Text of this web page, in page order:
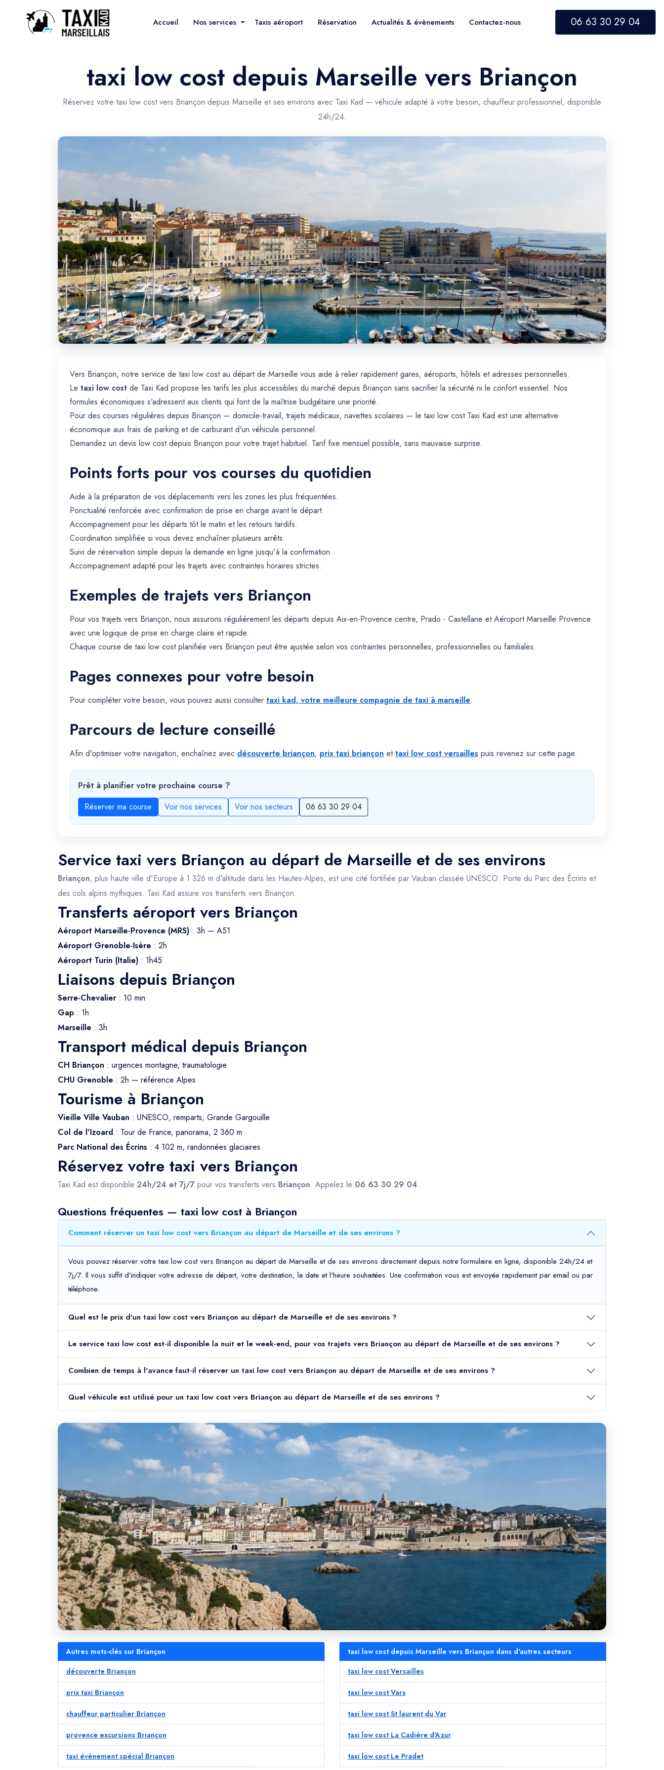
Accueil Nos services Taxis aéroport Réservation Actualités & évènements Contactez-nous 06 63 30 29 04
taxi low cost depuis Marseille vers Briançon
Réservez votre taxi low cost vers Briançon depuis Marseille et ses environs avec Taxi Kad — véhicule adapté à votre besoin, chauffeur professionnel, disponible
24h/24.
Vers Briançon, notre service de taxi low cost au départ de Marseille vous aide à relier rapidement gares, aéroports, hôtels et adresses personnelles.
Le taxi low cost de Taxi Kad propose les tarifs les plus accessibles du marché depuis Briançon sans sacrifier la sécurité ni le confort essentiel. Nos
formules économiques s'adressent aux clients qui font de la maîtrise budgétaire une priorité.
Pour des courses régulières depuis Briançon — domicile-travail, trajets médicaux, navettes scolaires — le taxi low cost Taxi Kad est une alternative
économique aux frais de parking et de carburant d'un véhicule personnel.
Demandez un devis low cost depuis Briançon pour votre trajet habituel. Tarif fixe mensuel possible, sans mauvaise surprise.
Points forts pour vos courses du quotidien
Aide à la préparation de vos déplacements vers les zones les plus fréquentées.
Ponctualité renforcée avec confirmation de prise en charge avant le départ.
Accompagnement pour les départs tôt le matin et les retours tardifs.
Coordination simplifiée si vous devez enchaîner plusieurs arrêts.
Suivi de réservation simple depuis la demande en ligne jusqu'à la confirmation.
Accompagnement adapté pour les trajets avec contraintes horaires strictes.
Exemples de trajets vers Briançon
Pour vos trajets vers Briançon, nous assurons régulièrement les départs depuis Aix-en-Provence centre, Prado - Castellane et Aéroport Marseille Provence
avec une logique de prise en charge claire et rapide.
Chaque course de taxi low cost planifiée vers Briançon peut être ajustée selon vos contraintes personnelles, professionnelles ou familiales.
Pages connexes pour votre besoin
Pour compléter votre besoin, vous pouvez aussi consulter taxi kad, votre meilleure compagnie de taxi à marseille.
Parcours de lecture conseillé
Afin d'optimiser votre navigation, enchaînez avec découverte briançon, prix taxi briançon ettaxi low cost versailles puis revenez sur cette page.
Prêt à planifier votre prochaine course ?
Réserver ma course
Voir nos services Voir nos secteurs 06 63 30 29 04
Service taxi vers Briançon au départ de Marseille et de ses environs
Briançon, plus haute ville d'Europe à 1 326 m d'altitude dans les Hautes-Alpes, est une cité fortifiée par Vauban classée UNESCO. Porte du Parc des Écrins et
des cols alpins mythiques. Taxi Kad assure vos transferts vers Briançon.
Transferts aéroport vers Briançon
Aéroport Marseille-Provence (MRS) : 3h — A51
Aéroport Grenoble-Isère : 2h
Aéroport Turin (Italie) : 1h45
Liaisons depuis Briançon
Serre-Chevalier : 10 min
Gap : 1h
Marseille : 3h
Transport médical depuis Briançon
CH Briançon : urgences montagne, traumatologie
CHU Grenoble : 2h — référence Alpes
Tourisme à Briançon
Vieille Ville Vauban : UNESCO, remparts, Grande Gargouille
Col de l'Izoard : Tour de France, panorama, 2 360 m
Parc National des Écrins : 4 102 m, randonnées glaciaires
Réservez votre taxi vers Briançon
Taxi Kad est disponible 24h/24 et 7j/7 pour vos transferts vers Briançon. Appelez le 06 63 30 29 04.
Questions fréquentes — taxi low cost à Briançon
Comment réserver un taxi low cost vers Briançon au départ de Marseille et de ses environs ?
Vous pouvez réserver votre taxi low cost vers Briançon au départ de Marseille et de ses environs directement depuis notre formulaire en ligne, disponible 24h/24 et
7j/7. Il vous suffit d'indiquer votre adresse de départ, votre destination, la date et l'heure souhaitées. Une confirmation vous est envoyée rapidement par email ou par
téléphone.
Quel est le prix d'un taxi low cost vers Briançon au départ de Marseille et de ses environs ?
Le service taxi low cost est-il disponible la nuit et le week-end, pour vos trajets vers Briançon au départ de Marseille et de ses environs ?
Combien de temps à l'avance faut-il réserver un taxi low cost vers Briançon au départ de Marseille et de ses environs ?
Quel véhicule est utilisé pour un taxi low cost vers Briançon au départ de Marseille et de ses environs ?
Autres mots-clés sur Briançon
découverte Briançon
prix taxi Briançon
chauffeur particulier Briançon
provence excursions Briançon
taxi évènement spécial Briançon
taxi low cost depuis Marseille vers Briançon dans d'autres secteurs
taxi low cost Versailles
taxi low cost Vars
taxi low cost St laurent du Var
taxi low cost La Cadière d'Azur
taxi low cost Le Pradet